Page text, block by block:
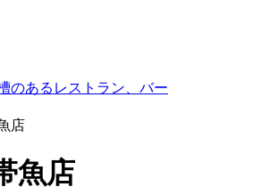
のあるレストラン、バー
店
魚店